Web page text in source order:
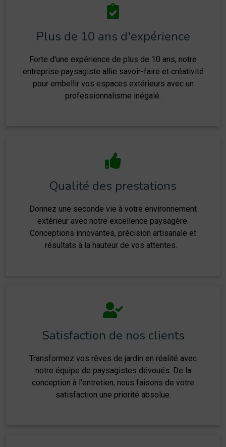
Plus de 10 ans d'expérience
Forte d'une expérience de plus de 10 ans, notre
entreprise paysagiste allie savoir-faire et créativité
pour embellir vos espaces extérieurs avec un
professionnalisme inégalé.
Qualité des prestations
Donnez une seconde vie à votre environnement
extérieur avec notre excellence paysagère.
Conceptions innovantes, précision artisanale et
résultats à la hauteur de vos attentes.
Satisfaction de nos clients
Transformez vos rêves de jardin en réalité avec
notre équipe de paysagistes dévoués. De la
conception à l'entretien, nous faisons de votre
satisfaction une priorité absolue.